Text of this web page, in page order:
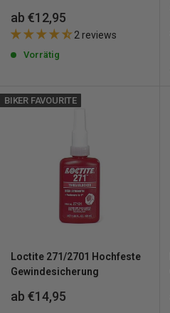
Sonderpreis
ab €12,95
2 reviews
Vorrätig
BIKER FAVOURITE
Loctite 271/2701 Hochfeste
Gewindesicherung
Sonderpreis
ab €14,95